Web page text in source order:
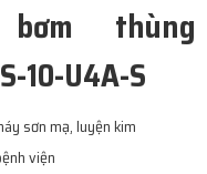
thùng
10-U4A-S
sơn mạ, luyện kim
viện